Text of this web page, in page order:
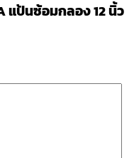
แป้นซ้อมกลอง 12 นิ้ว